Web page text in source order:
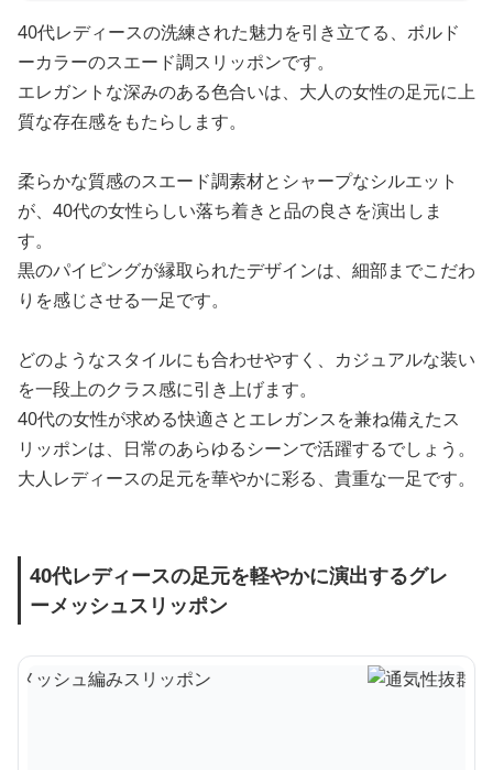
40代レディースの洗練された魅力を引き立てる、ボルド
ーカラーのスエード調スリッポンです。
エレガントな深みのある色合いは、大人の女性の足元に上
質な存在感をもたらします。
柔らかな質感のスエード調素材とシャープなシルエット
が、40代の女性らしい落ち着きと品の良さを演出しま
す。
黒のパイピングが縁取られたデザインは、細部までこだわ
りを感じさせる一足です。
どのようなスタイルにも合わせやすく、カジュアルな装い
を一段上のクラス感に引き上げます。
40代の女性が求める快適さとエレガンスを兼ね備えたス
リッポンは、日常のあらゆるシーンで活躍するでしょう。
大人レディースの足元を華やかに彩る、貴重な一足です。
40代レディースの足元を軽やかに演出するグレ
ーメッシュスリッポン